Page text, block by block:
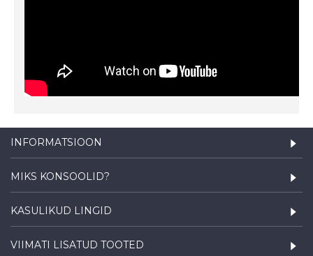
INFORMATSIOON
MIKS KONSOOLID?
KASULIKUD LINGID
VIIMATI LISATUD TOOTED